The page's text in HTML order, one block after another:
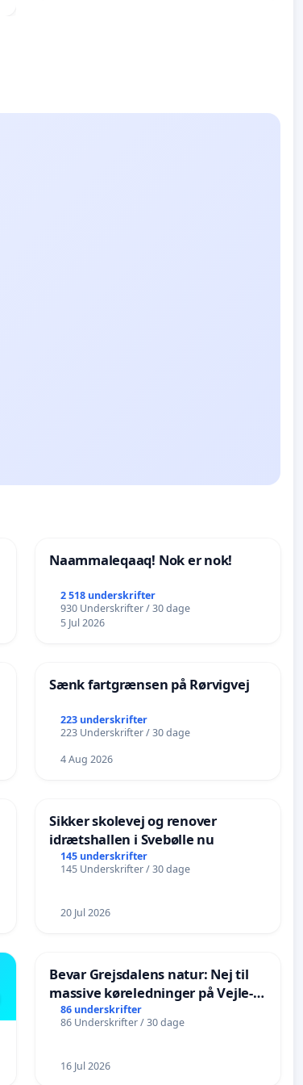
Naammaleqaaq! Nok er nok!
2 518 underskrifter
930 Underskrifter / 30 dage
5 Jul 2026
Sænk fartgrænsen på Rørvigvej
223 underskrifter
223 Underskrifter / 30 dage
4 Aug 2026
Sikker skolevej og renover
idrætshallen i Svebølle nu
145 underskrifter
145 Underskrifter / 30 dage
20 Jul 2026
Bevar Grejsdalens natur: Nej til
massive køreledninger på Vejle-
Struer-banen
86 underskrifter
86 Underskrifter / 30 dage
16 Jul 2026